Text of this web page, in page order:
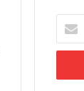
Email
адрес